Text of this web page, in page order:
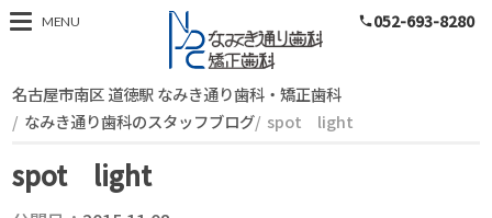
スタッフブログ
MENU phone052-693-8280
名古屋市南区 道徳駅 なみき通り歯科・矯正歯科
なみき通り歯科のスタッフブログ spot light
spot light